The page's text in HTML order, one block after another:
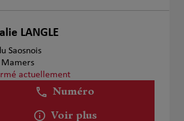
LANGLE
Saosnois
Mamers
actuellement
Numéro
Voir plus